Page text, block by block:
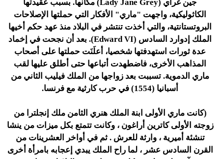
جين غراي (Lady Jane Grey) مكانها. بسبب عقيدتها
الكاثوليكية، واجهت "ماري" الأفكار التي حملتها الإصلاحات
البروتستانتية، والتي أخذت تنتشر في البلاد منذ عهد حكم أخيها
الملك إدوارد السادس (Edward VI). بعد أن نجحت في إخماد
عدة ثورات استهدفتها شخصيا، أعلَنَت حملتها على أصحاب
المذاهب الأخرى، فاضطهدت أتباعها حتى أطلق عليها لقب
ماري الدموية. تسببت بعد زواجها من الملك فيليب الثاني من
أسبانيا (1554) في حرب كارثية مع فرنسا.
(كانت ماري الأولى ابنة الملك هنري الثامن ملك إنجلترا من
زوجته الأولى كاترين أراغون ، وكانت تتمتع بكل ميزات من ينشا
تنشئة أميرية ، وارثة للعرش . ثم في أواخر العشرينات من
القرن السادس عشر ، لما راح الملك يبدي إعجابه بامرأة أخرى